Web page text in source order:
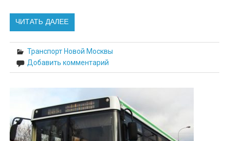
ЧИТАТЬ ДАЛЕЕ
Транспорт Новой Москвы
Добавить комментарий